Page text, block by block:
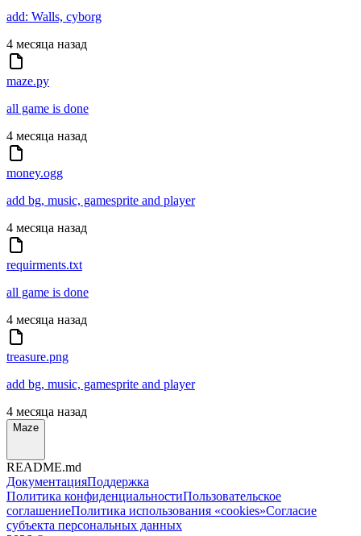
add: Walls, cyborg
4 месяца назад
maze.py
all game is done
4 месяца назад
money.ogg
add bg, music, gamesprite and player
4 месяца назад
requirments.txt
all game is done
4 месяца назад
treasure.png
add bg, music, gamesprite and player
4 месяца назад
Maze
README.md
ДокументацияПоддержка
Политика конфиденциальностиПользовательское
соглашениеПолитика использования «cookies»Согласие
субъекта персональных данных